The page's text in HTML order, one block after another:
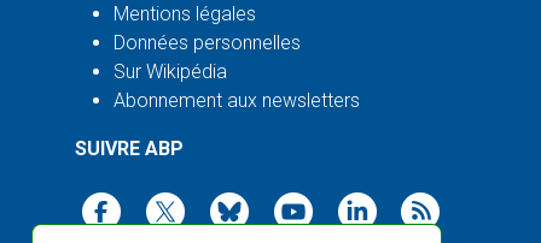
Mentions légales
Données personnelles
Sur Wikipédia
Abonnement aux newsletters
SUIVRE ABP